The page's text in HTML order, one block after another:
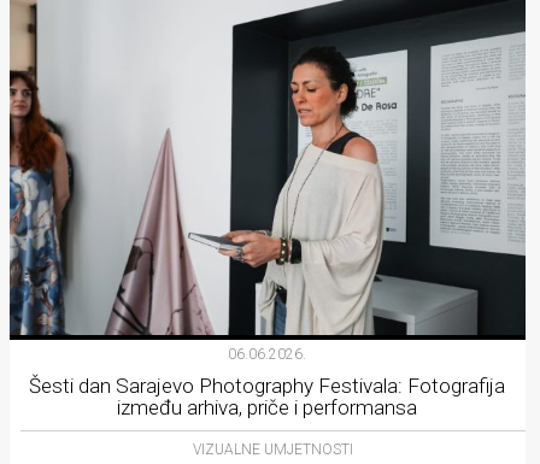
06.06.2026.
Šesti dan Sarajevo Photography Festivala: Fotografija
između arhiva, priče i performansa
VIZUALNE UMJETNOSTI